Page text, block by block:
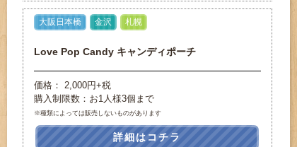
大阪日本橋 金沢 札幌
Love Pop Candy キャンディポーチ
価格： 2,000円+税
購入制限数：お1人様3個まで
※種類によっては販売しないものがあります
詳細はコチラ